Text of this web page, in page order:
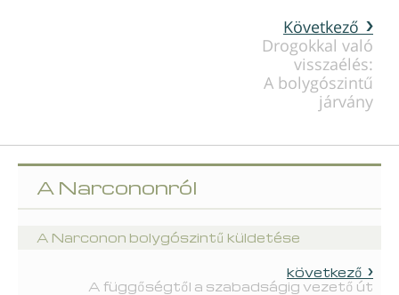
Következő
Drogokkal való
visszaélés:
A bolygószintű
járvány
A Narcononról
A Narconon bolygószintű küldetése
következő
A függőségtől a szabadságig vezető út